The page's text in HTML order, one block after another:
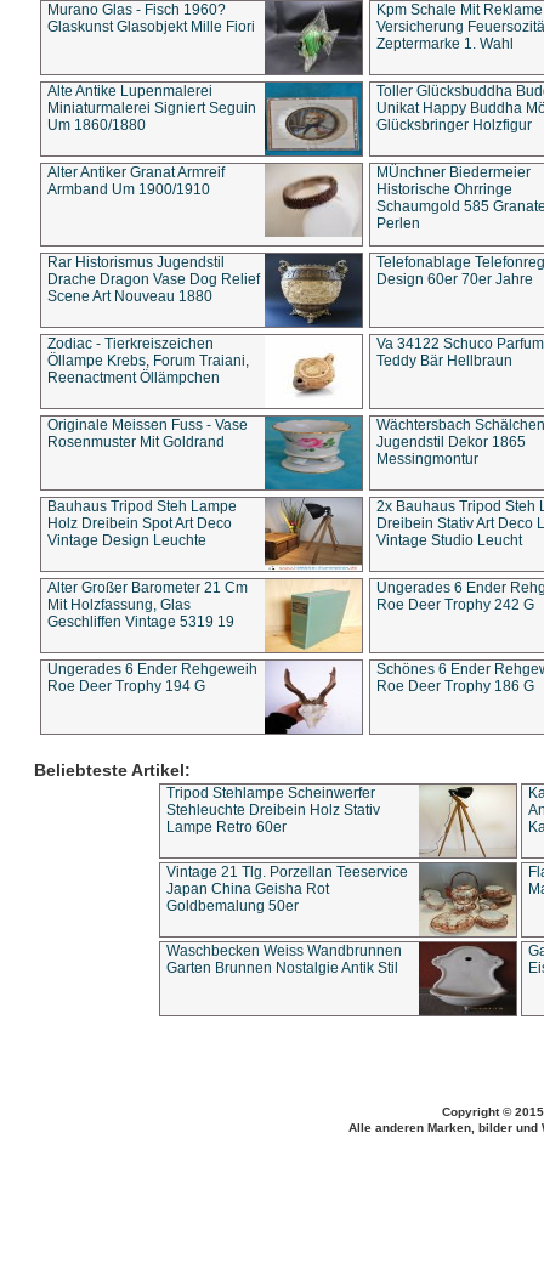
Murano Glas - Fisch 1960?
Glaskunst Glasobjekt Mille Fiori
Kpm Schale Mit Reklame
Versicherung
Zeptermarke 1. Wahl
Alte Antike Lupenmalerei
Miniaturmalerei Signiert Seguin
Um 1860/1880
Toller Glücksbuddha
Unikat Happy Buddha
Glücksbringer Holzfigur
Alter Antiker Granat Armreif
Armband Um 1900/1910
MÜnchner Biedermeier
Historische Ohrringe
Schaumgold 585
Perlen
Rar Historismus Jugendstil
Drache Dragon Vase Dog Relief
Scene Art Nouveau 1880
Telefonablage
Design 60er 70er Jahre
Zodiac - Tierkreiszeichen
Öllampe Krebs, Forum Traiani,
Reenactment Öllämpchen
Va 34122 Schuco
Teddy Bär Hellbraun
Originale Meissen Fuss - Vase
Rosenmuster Mit Goldrand
Wächtersbach Schälchen
Jugendstil Dekor 1865
Messingmontur
Bauhaus Tripod Steh Lampe
Holz Dreibein Spot Art Deco
Vintage Design Leuchte
2x Bauhaus Tripod Steh
Dreibein Stativ Art Deco
Vintage Studio Leucht
Alter Großer Barometer 21 Cm
Mit Holzfassung, Glas
Geschliffen Vintage 5319 19
Ungerades 6 Ender
Roe Deer Trophy 242 G
Ungerades 6 Ender Rehgeweih
Roe Deer Trophy 194 G
Schönes 6 Ender
Roe Deer Trophy 186 G
Beliebteste Artikel:
Tripod Stehlampe Scheinwerfer
Stehleuchte Dreibein Holz Stativ
Lampe Retro 60er
Vintage 21 Tlg. Porzellan Teeservice
Japan China Geisha Rot
Goldbemalung 50er
Waschbecken Weiss Wandbrunnen
Garten Brunnen Nostalgie Antik Stil
Copyright ©
Alle anderen Marken, bilder und